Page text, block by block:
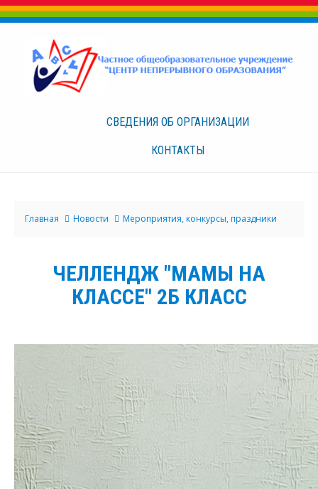
СВЕДЕНИЯ ОБ ОРГАНИЗАЦИИ
КОНТАКТЫ
Главная Новости Мероприятия, конкурсы, праздники
ЧЕЛЛЕНДЖ "МАМЫ НА
КЛАССЕ" 2Б КЛАСС